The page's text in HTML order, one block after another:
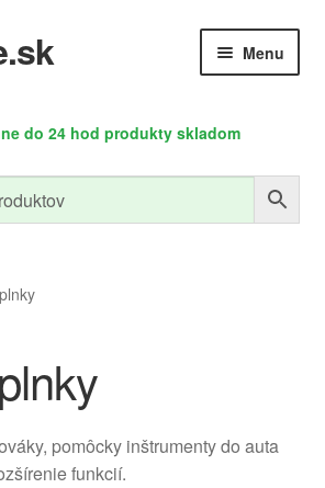
Menu
podradené
menu
Meracia
Technika
menu
podradené
Rozbaliť
PC doplnky
do 24 hod produkty skladom
pomôcky inštrumenty do auta
funkcií.